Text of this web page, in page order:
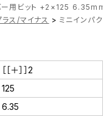
バー用ビット +2×125
ラス/マイナス > ミニインパク
［［＋］］2
125
6.35